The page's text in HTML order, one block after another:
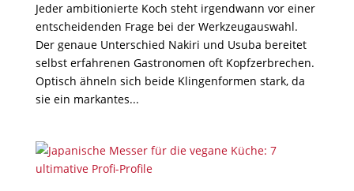
Jeder ambitionierte Koch steht irgendwann vor einer
entscheidenden Frage bei der Werkzeugauswahl.
Der genaue Unterschied Nakiri und Usuba bereitet
selbst erfahrenen Gastronomen oft Kopfzerbrechen.
Optisch ähneln sich beide Klingenformen stark, da
sie ein markantes...